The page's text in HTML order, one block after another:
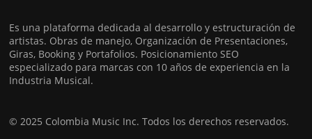
Es una plataforma dedicada al desarrollo y estructuración de
artistas. Obras de manejo, Organización de Presentaciones,
Giras, Booking y Portafolios. Posicionamiento SEO
especializado para marcas con 10 años de experiencia en la
Industria Musical.
© 2025 Colombia Music Inc. Todos los derechos reservados.